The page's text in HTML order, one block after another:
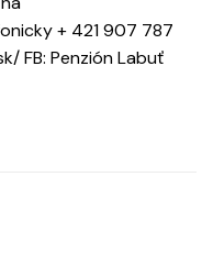
+ 421 907 787
FB: Penzión Labuť